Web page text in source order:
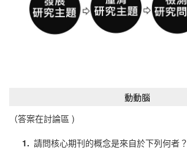
動動腦
（答案在討論區 )
1. 請問核心期刊的概念是來自於下列何者？